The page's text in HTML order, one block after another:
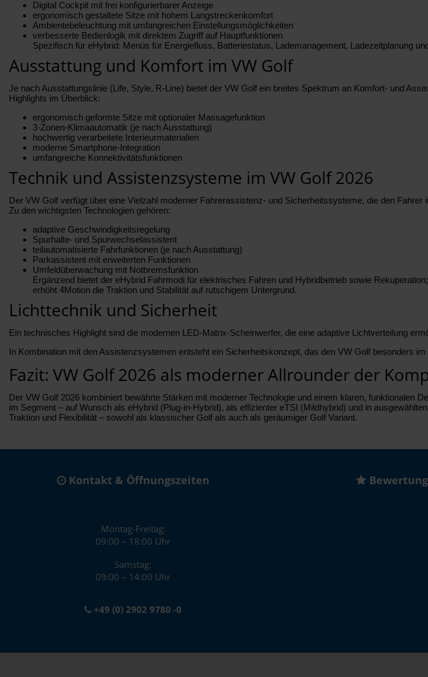
Digital Cockpit mit frei konfigurierbarer Anzeige
ergonomisch gestaltete Sitze mit hohem Langstreckenkomfort
Ambientebeleuchtung mit umfangreichen Einstellungsmöglichkeiten
verbesserte Bedienlogik mit direktem Zugriff auf Hauptfunktionen
Spezifisch für eHybrid: Menüs für Energiefluss, Batteriestatus, Lademanagement, Ladezeitplanung
Ausstattung und Komfort im VW Golf
Je nach Ausstattungslinie (Life, Style, R-Line) bietet der VW Golf ein breites Spektrum an Komfort- und
Highlights im Überblick:
ergonomisch geformte Sitze mit optionaler Massagefunktion
3-Zonen-Klimaautomatik (je nach Ausstattung)
hochwertig verarbeitete Interieurmaterialien
moderne Smartphone-Integration
umfangreiche Konnektivitätsfunktionen
Technik und Assistenzsysteme im VW Golf 2026
Der VW Golf verfügt über eine Vielzahl moderner Fahrerassistenz- und Sicherheitssysteme, die den Fahrer
Zu den wichtigsten Technologien gehören:
adaptive Geschwindigkeitsregelung
Spurhalte- und Spurwechselassistent
teilautomatisierte Fahrfunktionen (je nach Ausstattung)
Parkassistent mit erweiterten Funktionen
Umfeldüberwachung mit Notbremsfunktion
Ergänzend bietet der eHybrid Fahrmodi für elektrisches Fahren und Hybridbetrieb sowie
erhöht 4Motion die Traktion und Stabilität auf rutschigem Untergrund.
Lichttechnik und Sicherheit
Ein technisches Highlight sind die modernen LED-Matrix-Scheinwerfer, die eine adaptive Lichtverteilung
In Kombination mit den Assistenzsystemen entsteht ein Sicherheitskonzept, das den VW Golf besonders
Fazit: VW Golf 2026 als moderner Allrounder der
Der VW Golf 2026 kombiniert bewährte Stärken mit moderner Technologie und einem klaren, funktionalen
im Segment – auf Wunsch als eHybrid (Plug-in-Hybrid), als effizienter eTSI (Mildhybrid) und in
Traktion und Flexibilität – sowohl als klassischer Golf als auch als geräumiger Golf Variant.
Kontakt & Öffnungszeiten
Montag-Freitag:
09:00 – 18:00 Uhr
Samstag:
09:00 – 14:00 Uhr
+49 (0) 2902 9780 -0